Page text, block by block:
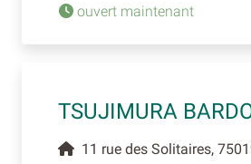
ouvert maintenant
TSUJIMURA
11 rue des Solitaires,